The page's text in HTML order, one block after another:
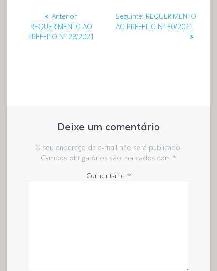
Navegação
Anterior:Post
anterior:
REQUERIMENTO AO
PREFEITO Nº 28/2021
Seguinte: Post
seguinte:
REQUERIMENTO
AO PREFEITO Nº 30/2021
Deixe um comentário
O seu endereço de e-mail não será publicado.
Campos obrigatórios são marcados com *
Comentário *